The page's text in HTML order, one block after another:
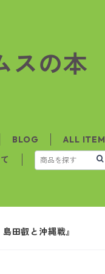
スの本
BLOG ALL ITEM
田叡と沖縄戦』